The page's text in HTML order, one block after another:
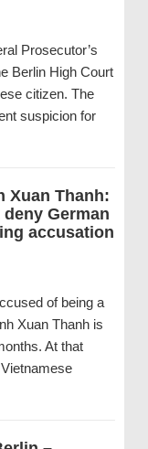
Prosecutor’s
Berlin High Court
citizen. The
suspicion for
Xuan Thanh:
German
accusation
of being a
Xuan Thanh is
At that